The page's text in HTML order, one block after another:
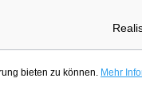
bieten zu können. Mehr